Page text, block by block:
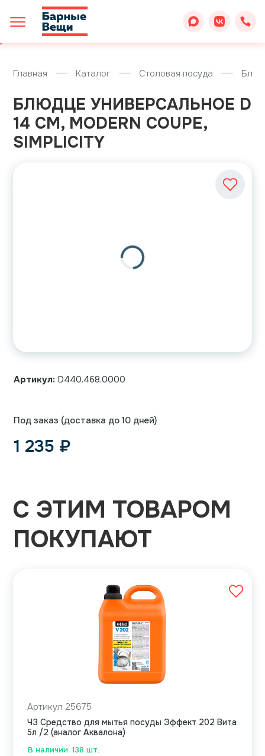
Главная Каталог Столовая посуда
БЛЮДЦЕ УНИВЕРСАЛЬНОЕ D
14 СМ, MODERN COUPE,
SIMPLICITY
Артикул: D440.468.0000
Под заказ (доставка до 10 дней)
1 235 ₽
С ЭТИМ ТОВАРОМ
ПОКУПАЮТ
В наличии: 138 шт.
Артикул 25675
ЧЗ Средство для мытья посуды Эффект 202 Вита
5л /2 (аналог Аквалона)